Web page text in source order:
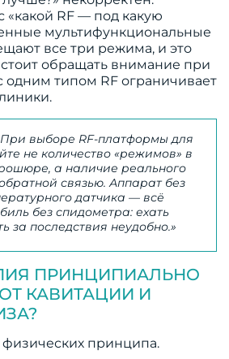
«какой RF — под какую
мультифункциональные
все три режима, и это
обращать внимание при
одним типом RF ограничивает
выборе RF-платформы для
не количество «режимов» в
а наличие реального
связью. Аппарат без
датчика — всё
без спидометра: ехать
за последствия неудобно.»
ПРИНЦИПИАЛЬНО
КАВИТАЦИИ И
принципа.